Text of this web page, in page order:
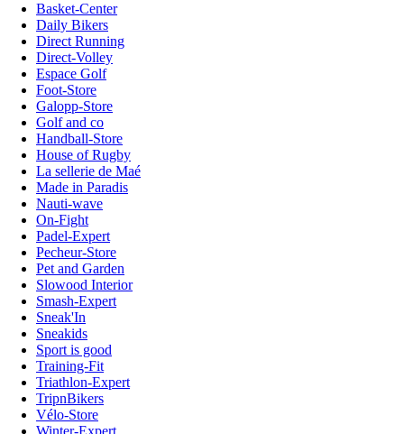
Basket-Center
Daily Bikers
Direct Running
Direct-Volley
Espace Golf
Foot-Store
Galopp-Store
Golf and co
Handball-Store
House of Rugby
La sellerie de Maé
Made in Paradis
Nauti-wave
On-Fight
Padel-Expert
Pecheur-Store
Pet and Garden
Slowood Interior
Smash-Expert
Sneak'In
Sneakids
Sport is good
Training-Fit
Triathlon-Expert
TripnBikers
Vélo-Store